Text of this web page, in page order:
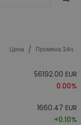
Цена / Промяна 24ч
56192.00 EUR
0.00%
1660.47 EUR
+0.10%